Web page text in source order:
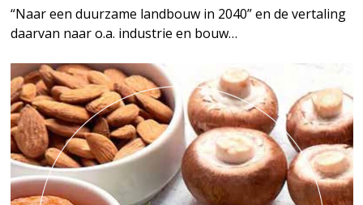
“Naar een duurzame landbouw in 2040” en de vertaling
daarvan naar o.a. industrie en bouw…